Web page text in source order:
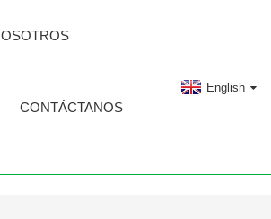
CONTÁCTANOS
English